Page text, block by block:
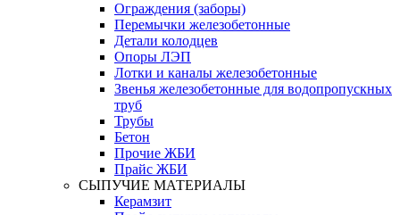
Ограждения (заборы)
Перемычки железобетонные
Детали колодцев
Опоры ЛЭП
Лотки и каналы железобетонные
Звенья железобетонные для водопропускных
труб
Трубы
Бетон
Прочие ЖБИ
Прайс ЖБИ
СЫПУЧИЕ МАТЕРИАЛЫ
Керамзит